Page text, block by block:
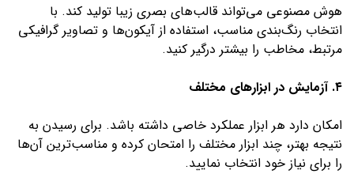
هوش مصنوعی می‌تواند قالب‌های بصری زیبا تولید کند. با
انتخاب رنگ‌بندی مناسب، استفاده از آیکون‌ها و تصاویر گرافیکی
مرتبط، مخاطب را بیشتر درگیر کنید.
۴. آزمایش در ابزارهای مختلف
امکان دارد هر ابزار عملکرد خاصی داشته باشد. برای رسیدن به
نتیجه بهتر، چند ابزار مختلف را امتحان کرده و مناسب‌ترین آن‌ها
را برای نیاز خود انتخاب نمایید.